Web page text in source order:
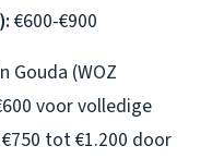
€600-€900
Gouda (WOZ
voor volledige
tot €1.200 door